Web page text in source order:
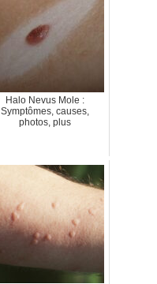
Halo Nevus Mole :
Symptômes, causes,
photos, plus